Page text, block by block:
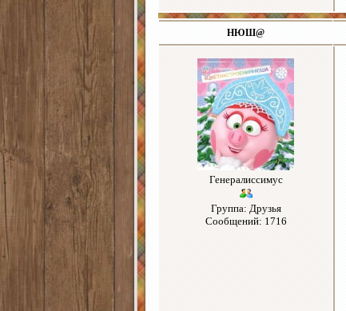
НЮШ@
Генералиссимус
Группа: Друзья
Сообщений: 1716